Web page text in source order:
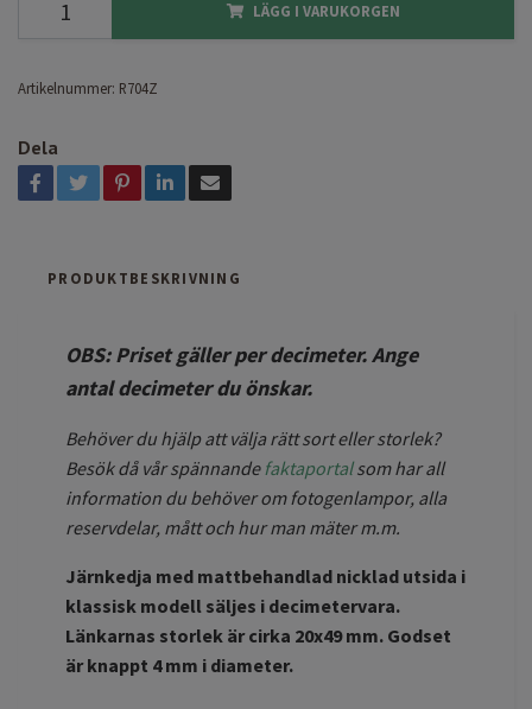
LÄGG I VARUKORGEN
Artikelnummer: R704Z
Dela
PRODUKTBESKRIVNING
OBS: Priset gäller per decimeter. Ange
antal decimeter du önskar.
Behöver du hjälp att välja rätt sort eller storlek?
Besök då vår spännandefaktaportalsom har all
information du behöver om fotogenlampor, alla
reservdelar, mått och hur man mäter m.m.
Järnkedja med mattbehandlad nicklad utsida i
klassisk modell säljes i decimetervara.
Länkarnas storlek är cirka 20x49 mm. Godset
är knappt 4 mm i diameter.